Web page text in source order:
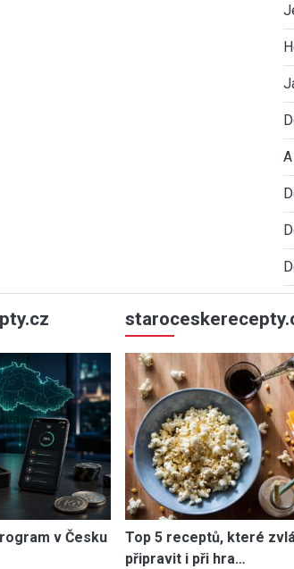
v Česku
Top 5 receptů, které
připravit i při hra…